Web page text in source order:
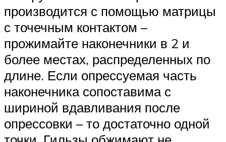
производится с помощью матрицы
с точечным контактом –
прожимайте наконечники в 2 и
более местах, распределенных по
длине. Если опрессуемая часть
наконечника сопоставима с
шириной вдавливания после
опрессовки – то достаточно одной